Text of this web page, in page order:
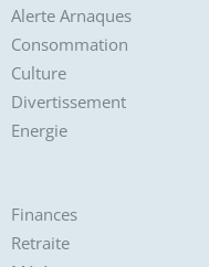
Alerte Arnaques
Consommation
Culture
Divertissement
Energie
Finances
Retraite